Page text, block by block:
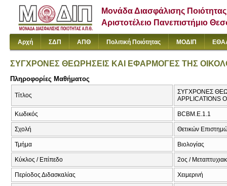
Μονάδα Διασφάλισης Ποιότητας
Αριστοτέλειο Πανεπιστήμιο
Αρχή ΣΔΠ ΑΠΘ Πολιτική Ποιότητας ΜΟΔΙΠ
ΣΥΓΧΡΟΝΕΣ ΘΕΩΡΗΣΕΙΣ ΚΑΙ ΕΦΑΡΜΟΓΕΣ ΤΗΣ
Πληροφορίες Μαθήματος
Τίτλος
ΣΥΓΧΡΟΝΕΣ
APPLICATIONS
Κωδικός BCBM.Ε.1.1
Σχολή Θετικών
Τμήμα Βιολογίας
Κύκλος / Επίπεδο 2ος /
Περίοδος Διδασκαλίας Χειμερινή